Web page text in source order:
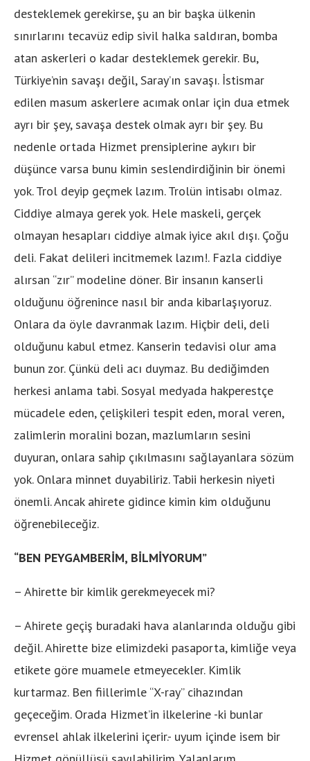
desteklemek gerekirse, şu an bir başka ülkenin
sınırlarını tecavüz edip sivil halka saldıran, bomba
atan askerleri o kadar desteklemek gerekir. Bu,
Türkiye’nin savaşı değil, Saray’ın savaşı. İstismar
edilen masum askerlere acımak onlar için dua etmek
ayrı bir şey, savaşa destek olmak ayrı bir şey. Bu
nedenle ortada Hizmet prensiplerine aykırı bir
düşünce varsa bunu kimin seslendirdiğinin bir önemi
yok. Trol deyip geçmek lazım. Trolün intisabı olmaz.
Ciddiye almaya gerek yok. Hele maskeli, gerçek
olmayan hesapları ciddiye almak iyice akıl dışı. Çoğu
deli. Fakat delileri incitmemek lazım!. Fazla ciddiye
alırsan “zır” modeline döner. Bir insanın kanserli
olduğunu öğrenince nasıl bir anda kibarlaşıyoruz.
Onlara da öyle davranmak lazım. Hiçbir deli, deli
olduğunu kabul etmez. Kanserin tedavisi olur ama
bunun zor. Çünkü deli acı duymaz. Bu dediğimden
herkesi anlama tabi. Sosyal medyada hakperestçe
mücadele eden, çelişkileri tespit eden, moral veren,
zalimlerin moralini bozan, mazlumların sesini
duyuran, onlara sahip çıkılmasını sağlayanlara sözüm
yok. Onlara minnet duyabiliriz. Tabii herkesin niyeti
önemli. Ancak ahirete gidince kimin kim olduğunu
öğrenebileceğiz.
“BEN PEYGAMBERİM, BİLMİYORUM”
– Ahirette bir kimlik gerekmeyecek mi?
– Ahirete geçiş buradaki hava alanlarında olduğu gibi
değil. Ahirette bize elimizdeki pasaporta, kimliğe veya
etikete göre muamele etmeyecekler. Kimlik
kurtarmaz. Ben fiillerimle “X-ray” cihazından
geçeceğim. Orada Hizmet’in ilkelerine -ki bunlar
evrensel ahlak ilkelerini içerir.- uyum içinde isem bir